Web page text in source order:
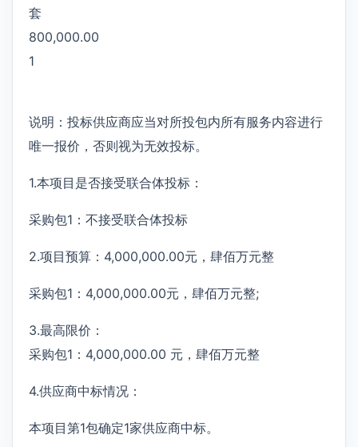
套
800,000.00
1
说明：投标供应商应当对所投包内所有服务内容进行
唯一报价，否则视为无效投标。
1.本项目是否接受联合体投标：
采购包1：不接受联合体投标
2.项目预算：4,000,000.00元，肆佰万元整
采购包1：4,000,000.00元，肆佰万元整;
3.最高限价：
采购包1：4,000,000.00 元，肆佰万元整
4.供应商中标情况：
本项目第1包确定1家供应商中标。